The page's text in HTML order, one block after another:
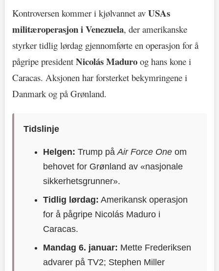
Kontroversen kommer i kjølvannet av USAs
militæroperasjon i Venezuela, der amerikanske
styrker tidlig lørdag gjennomførte en operasjon for å
pågripe president Nicolás Maduro og hans kone i
Caracas. Aksjonen har forsterket bekymringene i
Danmark og på Grønland.
Tidslinje
Helgen: Trump påAir Force One om
behovet for Grønland av «nasjonale
sikkerhetsgrunner».
Tidlig lørdag: Amerikansk operasjon
for å pågripe Nicolás Maduro i
Caracas.
Mandag 6. januar: Mette Frederiksen
advarer på TV2; Stephen Miller